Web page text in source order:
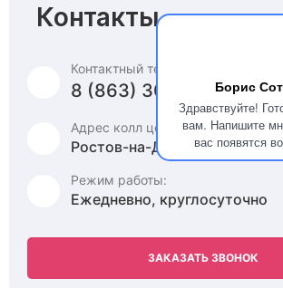
Борис
Здравствуйте!
вам. Напишите
вас появятся
Контакты
Контактный телефон:
8 (863) 309-03-92
Адрес колл центра:
Ростов-на-Дону, ул.
Режим работы:
Ежедневно, круглосуточно
ЗАКАЗАТЬ ЗВОНОК